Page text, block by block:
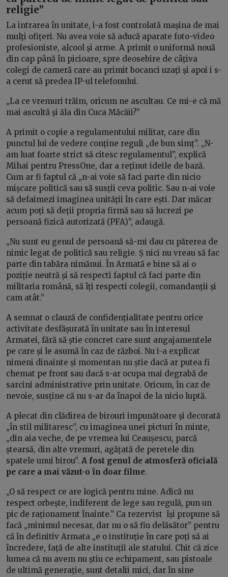
religie”
La intrarea în unitate, i-a fost controlată mașina de mai
mulți ofițeri. Nu avea voie să aducă aparate foto-video
profesioniste, alcool și arme. A primit o uniformă nouă
din cap până în picioare, spre deosebire de câțiva
colegi de cameră care au primit bocanci uzați și apoi i s-
a cerut să predea IP-ul telefonului.
„La ce vremuri trăim, oricum ne ascultau. Ce mi-e că mă
mai ascultă și ăla din Cuca Măcăii?”
A primit o copie a regulamentului militar, care din
punctul lui de vedere conține reguli „de bun simț”. „N-
am luat foarte strict să citesc regulamentul”, explică
Mihai pentru PressOne, dar a reținut ideile de bază.
Cum ar fi faptul că „n-ai voie să faci parte din nicio
mișcare politică sau să susții ceva politic. Sau n-ai voie
să defaimezi imaginea unității în care ești. Dar măcar
acum poți să deții propria firmă sau să lucrezi pe
persoană fizică autorizată (PFA)”, adaugă.
„Nu sunt eu genul de persoană să-mi dau cu părerea de
nimic legat de politică sau religie. Ș nici nu vreau să fac
parte din tabăra nimănui. În Armată e bine să ai o
poziție neutră și să respecti faptul că faci parte din
militaria română, să îți respecti colegii, comandanții și
cam atât.”
A semnat o clauză de confidențialitate pentru orice
activitate desfășurată în unitate sau în interesul
Armatei, fără să știe concret care sunt angajamentele
pe care și le asumă în caz de război. Nu i-a explicat
nimeni dinainte și momentan nu știe dacă ar putea fi
chemat pe front sau dacă s-ar ocupa mai degrabă de
sarcini administrative prin unitate. Oricum, în caz de
nevoie, susține că nu s-ar da înapoi de la nicio luptă.
A plecat din clădirea de birouri impunătoare și decorată
„în stil militaresc”, cu imaginea unei picturi în minte,
„din aia veche, de pe vremea lui Ceaușescu, parcă
ștearsă, din alte vremuri, agățată de peretele din
spatele unui birou”. A fost genul de atmosferă oficială
pe care a mai văzut-o în doar filme.
„O să respect ce are logică pentru mine. Adică nu
respect orbește, indiferent de lege sau regulă, pun un
pic de raționament înainte.” Ca rezervist își propune să
facă „minimul necesar, dar nu o să fiu delăsător” pentru
că în definitiv Armata „e o instituție în care poți să ai
încredere, față de alte instituții ale statului. Chit că zice
lumea că nu avem nu știu ce echipament, sau pistoale
de ultimă generație, sunt detalii mici, dar în sine